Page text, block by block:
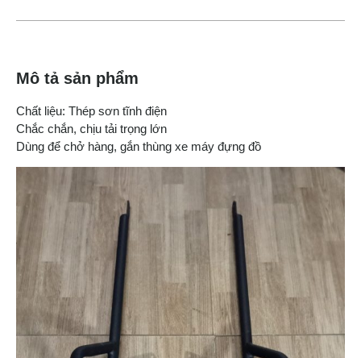
Mô tả sản phẩm
Chất liệu: Thép sơn tĩnh điện
Chắc chắn, chịu tải trọng lớn
Dùng để chở hàng, gắn thùng xe máy đựng đồ